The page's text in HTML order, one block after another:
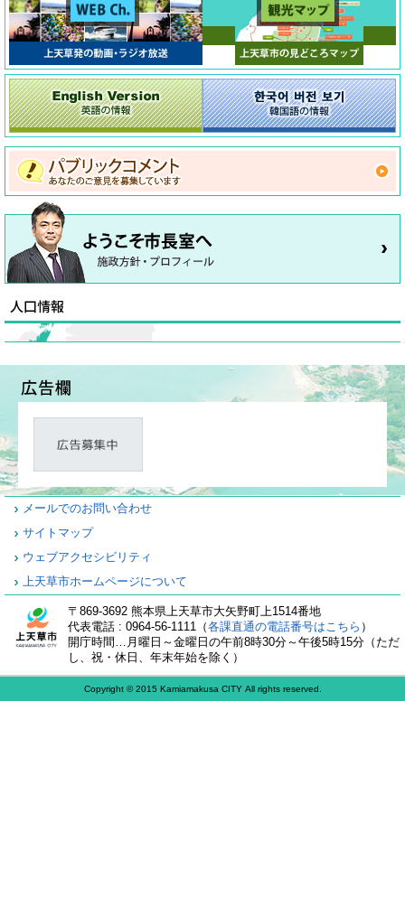
メールでのお問い合わせ
サイトマップ
ウェブアクセシビリティ
上天草市ホームページについて
〒869-3692 熊本県上天草市大矢野町上1514番地
代表電話 : 0964-56-1111（各課直通の電話番号はこちら ）
開庁時間…月曜日～金曜日の午前8時30分～午後5時15分（ただ
し、祝・休日、年末年始を除く）
Copyright © 2015 Kamiamakusa CITY All rights reserved.